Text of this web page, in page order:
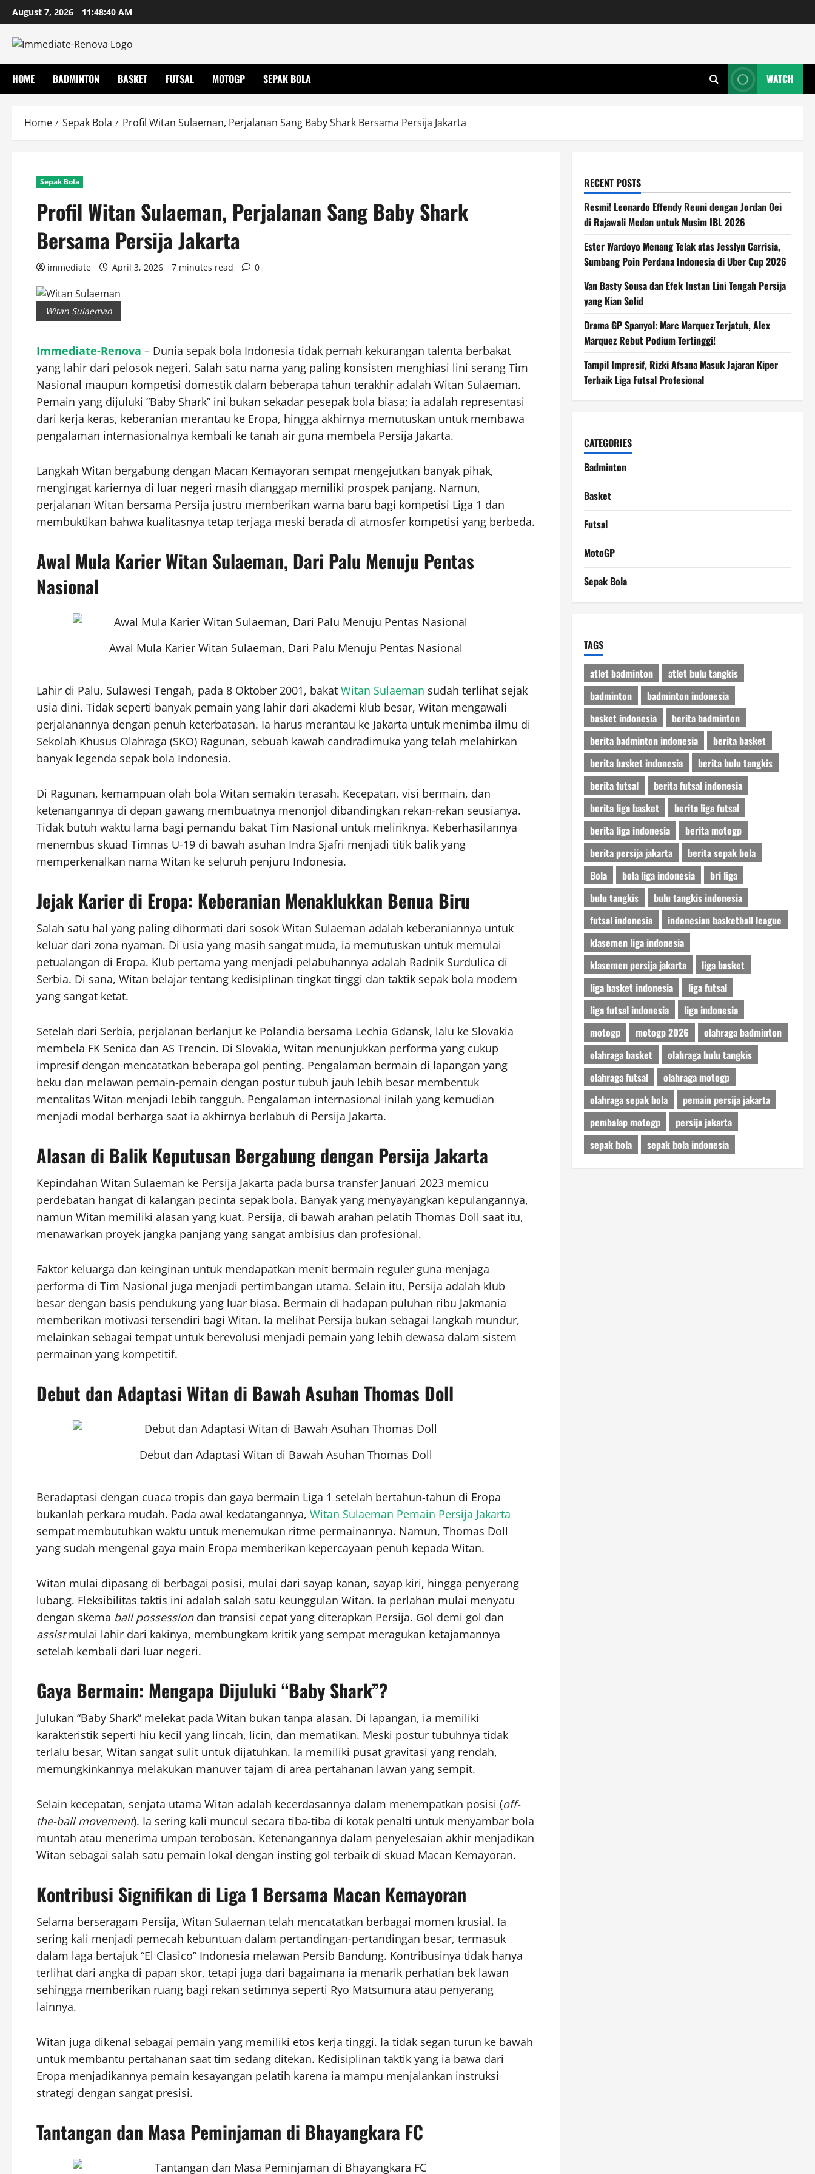
Skip
to
content
August 7, 2026 11:48:41 AM
HOME BADMINTON BASKET FUTSAL MOTOGP SEPAK BOLA WATCH
Home Sepak Bola Profil Witan Sulaeman, Perjalanan Sang Baby Shark Bersama Persija Jakarta
Sepak Bola
Profil Witan Sulaeman, Perjalanan Sang Baby Shark
Bersama Persija Jakarta
immediate April 3, 2026 7 minutes read 0
Witan Sulaeman
Immediate-Renova – Dunia sepak bola Indonesia tidak pernah kekurangan talenta berbakat
yang lahir dari pelosok negeri. Salah satu nama yang paling konsisten menghiasi lini serang Tim
Nasional maupun kompetisi domestik dalam beberapa tahun terakhir adalah Witan Sulaeman.
Pemain yang dijuluki “Baby Shark” ini bukan sekadar pesepak bola biasa; ia adalah representasi
dari kerja keras, keberanian merantau ke Eropa, hingga akhirnya memutuskan untuk membawa
pengalaman internasionalnya kembali ke tanah air guna membela Persija Jakarta.
Langkah Witan bergabung dengan Macan Kemayoran sempat mengejutkan banyak pihak,
mengingat kariernya di luar negeri masih dianggap memiliki prospek panjang. Namun,
perjalanan Witan bersama Persija justru memberikan warna baru bagi kompetisi Liga 1 dan
membuktikan bahwa kualitasnya tetap terjaga meski berada di atmosfer kompetisi yang berbeda.
Awal Mula Karier Witan Sulaeman, Dari Palu Menuju Pentas
Nasional
Awal Mula Karier Witan Sulaeman, Dari Palu Menuju Pentas Nasional
Lahir di Palu, Sulawesi Tengah, pada 8 Oktober 2001, bakat Witan Sulaeman sudah terlihat sejak
usia dini. Tidak seperti banyak pemain yang lahir dari akademi klub besar, Witan mengawali
perjalanannya dengan penuh keterbatasan. Ia harus merantau ke Jakarta untuk menimba ilmu di
Sekolah Khusus Olahraga (SKO) Ragunan, sebuah kawah candradimuka yang telah melahirkan
banyak legenda sepak bola Indonesia.
Di Ragunan, kemampuan olah bola Witan semakin terasah. Kecepatan, visi bermain, dan
ketenangannya di depan gawang membuatnya menonjol dibandingkan rekan-rekan seusianya.
Tidak butuh waktu lama bagi pemandu bakat Tim Nasional untuk meliriknya. Keberhasilannya
menembus skuad Timnas U-19 di bawah asuhan Indra Sjafri menjadi titik balik yang
memperkenalkan nama Witan ke seluruh penjuru Indonesia.
Jejak Karier di Eropa: Keberanian Menaklukkan Benua Biru
Salah satu hal yang paling dihormati dari sosok Witan Sulaeman adalah keberaniannya untuk
keluar dari zona nyaman. Di usia yang masih sangat muda, ia memutuskan untuk memulai
petualangan di Eropa. Klub pertama yang menjadi pelabuhannya adalah Radnik Surdulica di
Serbia. Di sana, Witan belajar tentang kedisiplinan tingkat tinggi dan taktik sepak bola modern
yang sangat ketat.
Setelah dari Serbia, perjalanan berlanjut ke Polandia bersama Lechia Gdansk, lalu ke Slovakia
membela FK Senica dan AS Trencin. Di Slovakia, Witan menunjukkan performa yang cukup
impresif dengan mencatatkan beberapa gol penting. Pengalaman bermain di lapangan yang
beku dan melawan pemain-pemain dengan postur tubuh jauh lebih besar membentuk
mentalitas Witan menjadi lebih tangguh. Pengalaman internasional inilah yang kemudian
menjadi modal berharga saat ia akhirnya berlabuh di Persija Jakarta.
Alasan di Balik Keputusan Bergabung dengan Persija Jakarta
Kepindahan Witan Sulaeman ke Persija Jakarta pada bursa transfer Januari 2023 memicu
perdebatan hangat di kalangan pecinta sepak bola. Banyak yang menyayangkan kepulangannya,
namun Witan memiliki alasan yang kuat. Persija, di bawah arahan pelatih Thomas Doll saat itu,
menawarkan proyek jangka panjang yang sangat ambisius dan profesional.
Faktor keluarga dan keinginan untuk mendapatkan menit bermain reguler guna menjaga
performa di Tim Nasional juga menjadi pertimbangan utama. Selain itu, Persija adalah klub
besar dengan basis pendukung yang luar biasa. Bermain di hadapan puluhan ribu Jakmania
memberikan motivasi tersendiri bagi Witan. Ia melihat Persija bukan sebagai langkah mundur,
melainkan sebagai tempat untuk berevolusi menjadi pemain yang lebih dewasa dalam sistem
permainan yang kompetitif.
Debut dan Adaptasi Witan di Bawah Asuhan Thomas Doll
Debut dan Adaptasi Witan di Bawah Asuhan Thomas Doll
Beradaptasi dengan cuaca tropis dan gaya bermain Liga 1 setelah bertahun-tahun di Eropa
bukanlah perkara mudah. Pada awal kedatangannya, Witan Sulaeman Pemain Persija Jakarta
sempat membutuhkan waktu untuk menemukan ritme permainannya. Namun, Thomas Doll
yang sudah mengenal gaya main Eropa memberikan kepercayaan penuh kepada Witan.
Witan mulai dipasang di berbagai posisi, mulai dari sayap kanan, sayap kiri, hingga penyerang
lubang. Fleksibilitas taktis ini adalah salah satu keunggulan Witan. Ia perlahan mulai menyatu
dengan skema ball possessiondan transisi cepat yang diterapkan Persija. Gol demi gol dan
assistmulai lahir dari kakinya, membungkam kritik yang sempat meragukan ketajamannya
setelah kembali dari luar negeri.
Gaya Bermain: Mengapa Dijuluki “Baby Shark”?
Julukan “Baby Shark” melekat pada Witan bukan tanpa alasan. Di lapangan, ia memiliki
karakteristik seperti hiu kecil yang lincah, licin, dan mematikan. Meski postur tubuhnya tidak
terlalu besar, Witan sangat sulit untuk dijatuhkan. Ia memiliki pusat gravitasi yang rendah,
memungkinkannya melakukan manuver tajam di area pertahanan lawan yang sempit.
Selain kecepatan, senjata utama Witan adalah kecerdasannya dalam menempatkan posisi (off-
the-ball movement). Ia sering kali muncul secara tiba-tiba di kotak penalti untuk menyambar bola
muntah atau menerima umpan terobosan. Ketenangannya dalam penyelesaian akhir menjadikan
Witan sebagai salah satu pemain lokal dengan insting gol terbaik di skuad Macan Kemayoran.
Kontribusi Signifikan di Liga 1 Bersama Macan Kemayoran
Selama berseragam Persija, Witan Sulaeman telah mencatatkan berbagai momen krusial. Ia
sering kali menjadi pemecah kebuntuan dalam pertandingan-pertandingan besar, termasuk
dalam laga bertajuk “El Clasico” Indonesia melawan Persib Bandung. Kontribusinya tidak hanya
terlihat dari angka di papan skor, tetapi juga dari bagaimana ia menarik perhatian bek lawan
sehingga memberikan ruang bagi rekan setimnya seperti Ryo Matsumura atau penyerang
lainnya.
Witan juga dikenal sebagai pemain yang memiliki etos kerja tinggi. Ia tidak segan turun ke bawah
untuk membantu pertahanan saat tim sedang ditekan. Kedisiplinan taktik yang ia bawa dari
Eropa menjadikannya pemain kesayangan pelatih karena ia mampu menjalankan instruksi
strategi dengan sangat presisi.
Tantangan dan Masa Peminjaman di Bhayangkara FC
RECENT POSTS
Resmi! Leonardo Effendy Reuni dengan Jordan Oei
di Rajawali Medan untuk Musim IBL 2026
Ester Wardoyo Menang Telak atas Jesslyn Carrisia,
Sumbang Poin Perdana Indonesia di Uber Cup 2026
Van Basty Sousa dan Efek Instan Lini Tengah Persija
yang Kian Solid
Drama GP Spanyol: Marc Marquez Terjatuh, Alex
Marquez Rebut Podium Tertinggi!
Tampil Impresif, Rizki Afsana Masuk Jajaran Kiper
Terbaik Liga Futsal Profesional
CATEGORIES
Badminton
Basket
Futsal
MotoGP
Sepak Bola
TAGS
atlet badminton
atlet bulu tangkis
badminton
badminton indonesia
basket indonesia
berita badminton
berita badminton indonesia
berita basket
berita basket indonesia
berita bulu tangkis
berita futsal
berita futsal indonesia
berita liga basket
berita liga futsal
berita liga indonesia
berita motogp
berita persija jakarta
berita sepak bola
Bola
bola liga indonesia
bri liga
bulu tangkis
bulu tangkis indonesia
futsal indonesia
indonesian basketball league
klasemen liga indonesia
klasemen persija jakarta
liga basket
liga basket indonesia
liga futsal
liga futsal indonesia
liga indonesia
motogp
motogp 2026
olahraga badminton
olahraga basket
olahraga bulu tangkis
olahraga futsal
olahraga motogp
olahraga sepak bola
pemain persija jakarta
pembalap motogp
persija jakarta
sepak bola
sepak bola indonesia